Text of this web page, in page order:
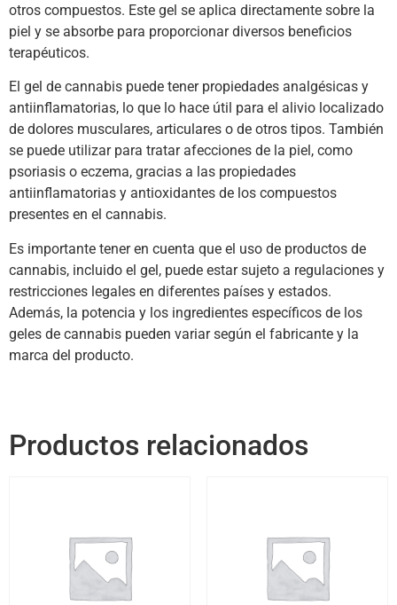
otros compuestos. Este gel se aplica directamente sobre la
piel y se absorbe para proporcionar diversos beneficios
terapéuticos.
El gel de cannabis puede tener propiedades analgésicas y
antiinflamatorias, lo que lo hace útil para el alivio localizado
de dolores musculares, articulares o de otros tipos. También
se puede utilizar para tratar afecciones de la piel, como
psoriasis o eczema, gracias a las propiedades
antiinflamatorias y antioxidantes de los compuestos
presentes en el cannabis.
Es importante tener en cuenta que el uso de productos de
cannabis, incluido el gel, puede estar sujeto a regulaciones y
restricciones legales en diferentes países y estados.
Además, la potencia y los ingredientes específicos de los
geles de cannabis pueden variar según el fabricante y la
marca del producto.
Productos relacionados